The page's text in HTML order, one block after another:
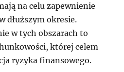
na celu zapewnienie
dłuższym okresie.
w tych obszarach to
której celem
ryzyka finansowego.